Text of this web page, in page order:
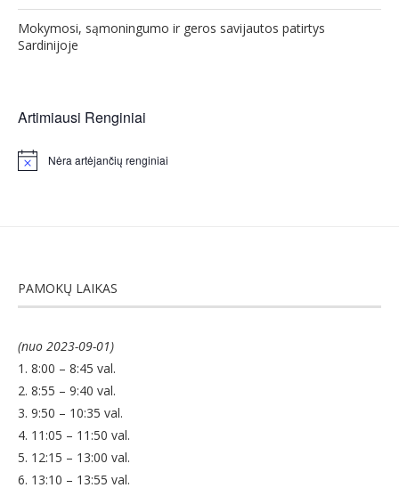
Mokymosi, sąmoningumo ir geros savijautos patirtys
Sardinijoje
Artimiausi Renginiai
Notice Nėra artėjančių renginiai
PAMOKŲ LAIKAS
(nuo 2023-09-01)
1. 8:00 – 8:45 val.
2. 8:55 – 9:40 val.
3. 9:50 – 10:35 val.
4. 11:05 – 11:50 val.
5. 12:15 – 13:00 val.
6. 13:10 – 13:55 val.